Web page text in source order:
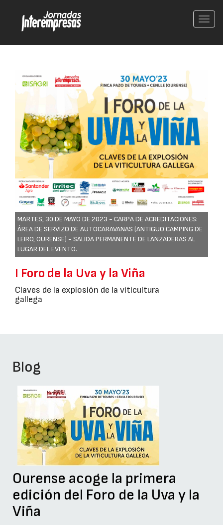
MARTES, 30 DE MAYO DE 2023 - CARPA DE ACREDITACIONES:
ÁREA DE SERVIZO DE AUTOCARAVANAS (ANTIGUO CAMPING DE
LEIRO, OURENSE) - SALIDA PERMANENTE DE LANZADERAS AL
LUGAR DEL EVENTO.
I Foro de la Uva y la Viña
Claves de la explosión de la viticultura
gallega
Blog
Ourense acoge la primera
edición del Foro de la Uva y la
Viña